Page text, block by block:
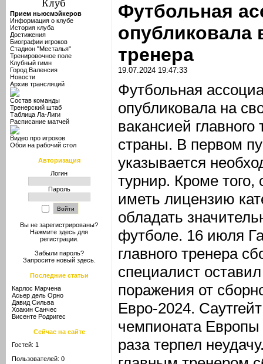
Прием ньюсмэйкеров
Информация о клубе
История клуба
Достижения
Биографии игроков
Стадион "Месталья"
Тренировочное поле
Клубный гимн
Город Валенсия
Новости
Архив трансляций
Состав команды
Тренерский штаб
Таблица Ла-Лиги
Расписание матчей
Видео про игроков
Обои на рабочий стол
Авторизация
Логин
Пароль
Вы не зарегистрированы?
Нажмите здесь для
регистрации.
Забыли пароль?
Запросите новый здесь.
Последние статьи
Карлос Марчена
Асьер дель Орно
Давид Сильва
Хоакин Санчес
Висенте Родригес
Сейчас на сайте
Гостей: 1
Пользователей: 0
Футбольная
опубликовала
тренера
19.07.2024 19:47:33
Футбольная
опубликовала на
вакансией
страны. В первом
указывается
турнир. Кроме
иметь лицензию
обладать
футболе. 16 июля
главного тренера
специалист
поражения от
Евро-2024.
чемпионата Европы
раза терпел